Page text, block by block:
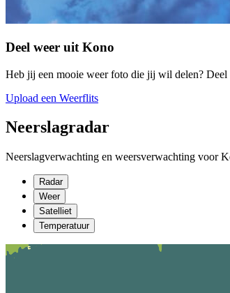
Deel weer uit Kono
Heb jij een mooie weer foto die jij wil delen?
Upload een Weerflits
Neerslagradar
Neerslagverwachting en weersverwachting voor
Radar
Weer
Satelliet
Temperatuur